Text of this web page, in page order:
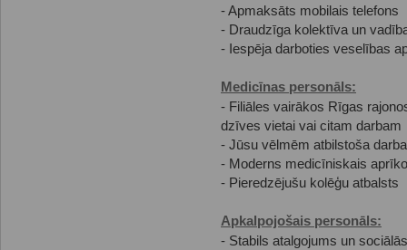
- Apmaksāts mobilais telefons
- Draudzīga kolektīva un
- Iespēja darboties veselības
Medicīnas personāls:
- Filiāles vairākos Rīgas
dzīves vietai vai citam darbam
- Jūsu vēlmēm atbilstoša
- Moderns medicīniskais
- Pieredzējušu kolēģu atbalsts
Apkalpojošais personāls:
- Stabils atalgojums un